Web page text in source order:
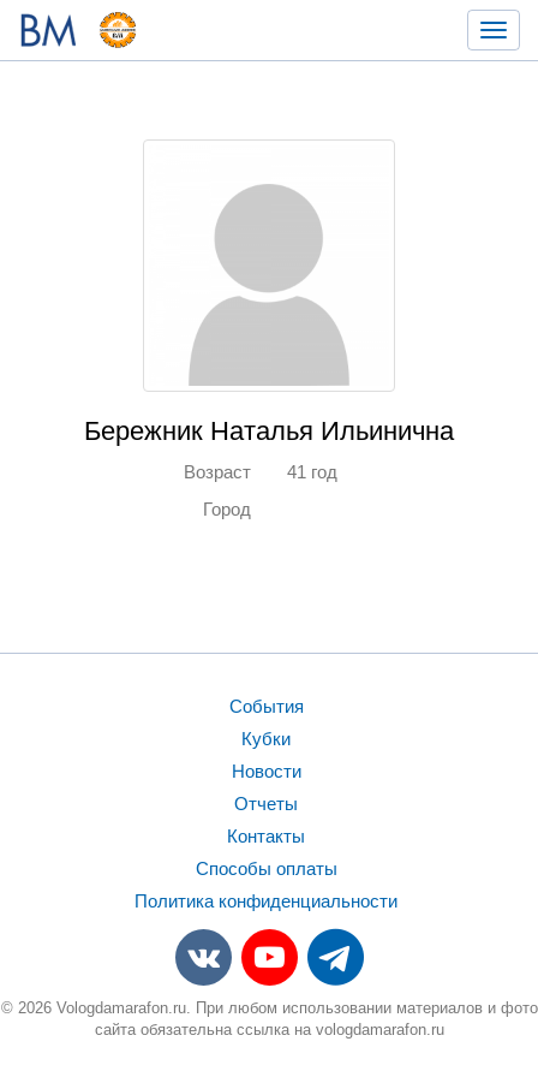
Бережник Наталья Ильинична
Возраст
41 год
Город
События
Кубки
Новости
Отчеты
Контакты
Способы оплаты
Политика конфиденциальности
© 2026 Vologdamarafon.ru. При любом использовании материалов и фото
сайта обязательна ссылка на vologdamarafon.ru